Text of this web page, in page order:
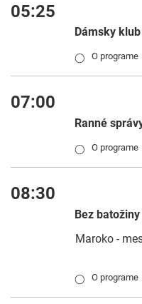
05:25
Dámsky klub
◯ O programe
07:00
Ranné
◯ O programe
08:30
Bez batožiny
Maroko -
◯ O programe